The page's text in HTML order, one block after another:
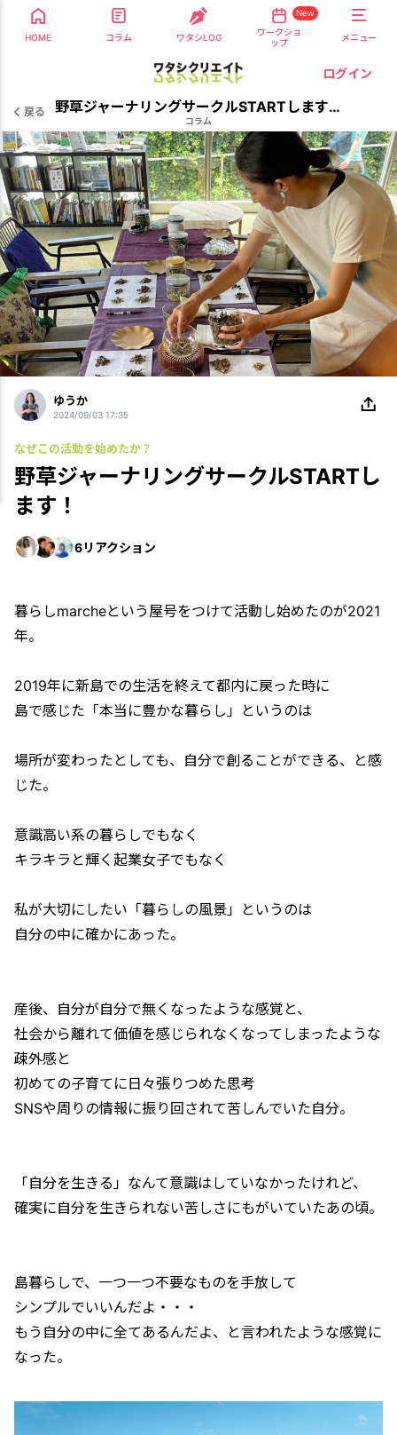
HOME コラム ワタシLOG
New
ワークショ
ップ
メニュー
ログイン
戻る 野草ジャーナリングサークルSTARTします！
コラム
ゆうか
2024/09/03 17:35
なぜこの活動を始めたか？
野草ジャーナリングサークルSTARTし
ます！
6リアクション
暮らしmarcheという屋号をつけて活動し始めたのが2021
年。
2019年に新島での生活を終えて都内に戻った時に
島で感じた「本当に豊かな暮らし」というのは
場所が変わったとしても、自分で創ることができる、と感
じた。
意識高い系の暮らしでもなく
キラキラと輝く起業女子でもなく
私が大切にしたい「暮らしの風景」というのは
自分の中に確かにあった。
産後、自分が自分で無くなったような感覚と、
社会から離れて価値を感じられなくなってしまったような
疎外感と
初めての子育てに日々張りつめた思考
SNSや周りの情報に振り回されて苦しんでいた自分。
「自分を生きる」なんて意識はしていなかったけれど、
確実に自分を生きられない苦しさにもがいていたあの頃。
島暮らしで、一つ一つ不要なものを手放して
シンプルでいいんだよ・・・
もう自分の中に全てあるんだよ、と言われたような感覚に
なった。